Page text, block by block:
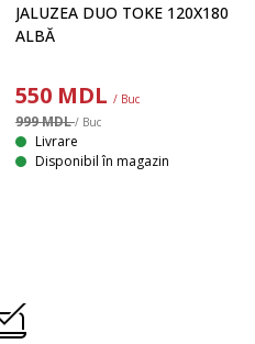
JALUZEA DUO TOKE 120X180
ALBĂ
550 MDL / Buc
999 MDL/ Buc
Livrare
Disponibil în magazin